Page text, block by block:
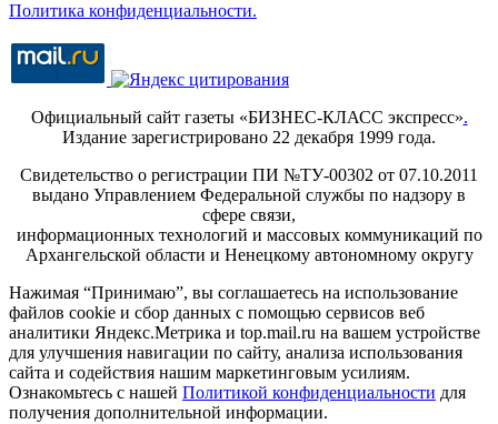
Политика конфиденциальности.
Официальный сайт газеты «БИЗНЕС-КЛАСС экспресс».
Издание зарегистрировано 22 декабря 1999 года.
Свидетельство о регистрации ПИ №ТУ-00302 от 07.10.2011
выдано Управлением Федеральной службы по надзору в
сфере связи,
информационных технологий и массовых коммуникаций по
Архангельской области и Ненецкому автономному округу
Нажимая “Принимаю”, вы соглашаетесь на использование
файлов cookie и сбор данных с помощью сервисов веб
аналитики Яндекс.Метрика и top.mail.ru на вашем устройстве
для улучшения навигации по сайту, анализа использования
сайта и содействия нашим маркетинговым усилиям.
Ознакомьтесь с нашей Политикой конфиденциальности для
получения дополнительной информации.